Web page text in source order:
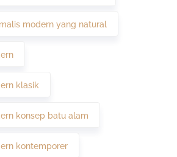
modern yang natural
klasik
konsep batu alam
kontemporer